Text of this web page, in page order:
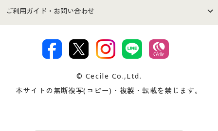
セシールご利用規約
著作権・商標について 会社案内
商品カテゴリ
プレゼント＆キャンペーン サイトマップ
ご利用ガイド・お問い合わせ
交換・返品は お支払は
ついて
忘れの場合
© Cecile Co.,Ltd.
本サイトの無断複写(コピー)・複製・転載を禁じます。